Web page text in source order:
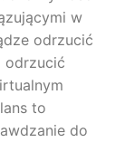
w
odrzucić
odrzucić
to
do